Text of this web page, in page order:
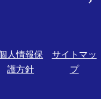
人情報保
護方針
サイトマッ
プ